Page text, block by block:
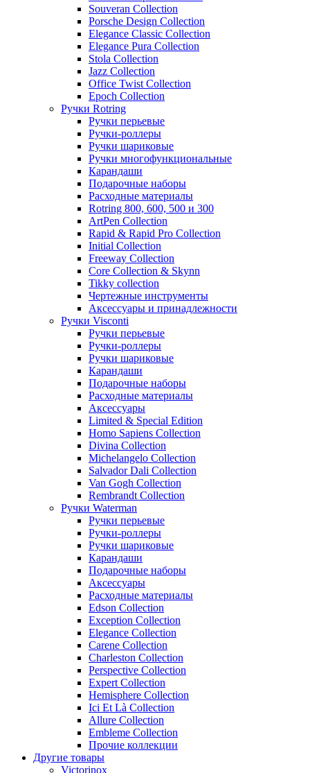
Souveran Collection
Porsche Design Collection
Elegance Classic Collection
Elegance Pura Collection
Stola Collection
Jazz Collection
Office Twist Collection
Epoch Collection
Ручки Rotring
Ручки перьевые
Ручки-роллеры
Ручки шариковые
Ручки многофункциональные
Карандаши
Подарочные наборы
Расходные материалы
Rotring 800, 600, 500 и 300
ArtPen Collection
Rapid & Rapid Pro Collection
Initial Collection
Freeway Collection
Core Collection & Skynn
Tikky collection
Чертежные инструменты
Аксессуары и принадлежности
Ручки Visconti
Ручки перьевые
Ручки-роллеры
Ручки шариковые
Карандаши
Подарочные наборы
Расходные материалы
Аксессуары
Limited & Special Edition
Homo Sapiens Collection
Divina Collection
Michelangelo Collection
Salvador Dali Collection
Van Gogh Collection
Rembrandt Collection
Ручки Waterman
Ручки перьевые
Ручки-роллеры
Ручки шариковые
Карандаши
Подарочные наборы
Аксессуары
Расходные материалы
Edson Collection
Exception Collection
Elegance Collection
Carene Collection
Charleston Collection
Perspective Collection
Expert Collection
Hemisphere Collection
Ici Et Là Collection
Allure Collection
Embleme Collection
Прочие коллекции
Другие товары
Victorinox